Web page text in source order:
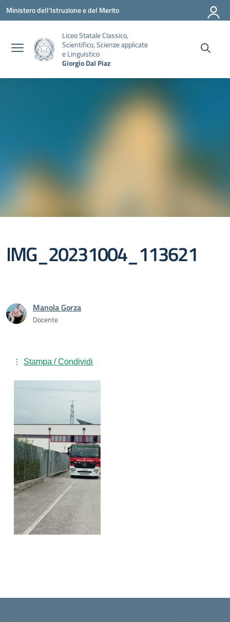
Ministero dell'Istruzione e del Merito
Liceo Statale Classico,
Scientifico, Scienze applicate
e Linguistico
Giorgio Dal Piaz
IMG_20231004_113621
Manola Gorza
Docente
Stampa / Condividi